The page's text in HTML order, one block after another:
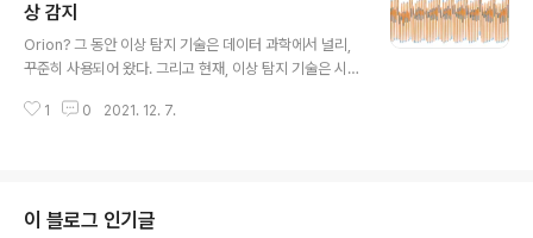
등장했다. XAI는 해석 가능한 인공지능(Interpretable A
I), 또는 투명한 인공지능(Transparent AI)이라고 부른
다. 딥러닝을 비롯한 현대 머신 러닝 알고리즘은 불투명한
편이다. XAI 기법 중 피처 중요도 표시, 필터 시각화 기법,
LRP를 이용한 히트맵 해석 등..
상 감지
Orion? 그 동안 이상 탐지 기술은 데이터 과학에서 널리,
꾸준히 사용되어 왔다. 그리고 현재, 이상 탐지 기술은 시계
을 탐지하는 기술에 대한 연구가 급증하는 추세에 있다. 최
ks) 알고리즘을 사용한 시계열 이상 탐지에 대한 아이디어
1 0 2021. 12. 7.
이 블로그 인기글